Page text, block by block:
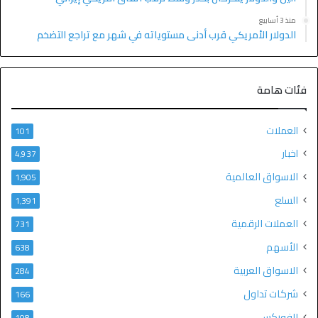
منذ 3 أسابيع
الدولار الأمريكي قرب أدنى مستوياته في شهر مع تراجع التضخم
فئات هامة
العملات 101
اخبار 4٬937
الاسواق العالمية 1٬905
السلع 1٬391
العملات الرقمية 731
الأسهم 638
الاسواق العربية 284
شركات تداول 166